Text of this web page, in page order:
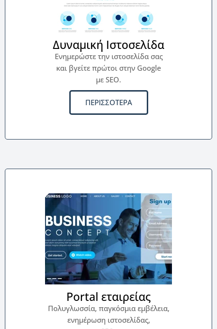
Δυναμική Ιστοσελίδα
Ενημερώστε την ιστοσελίδα σας
και βγείτε πρώτοι στην Google
με SEO.
ΠΕΡΙΣΣΟΤΕΡΑ
Portal εταιρείας
Πολυγλωσσία, παγκόσμια εμβέλεια,
ενημέρωση ιστοσελίδας,